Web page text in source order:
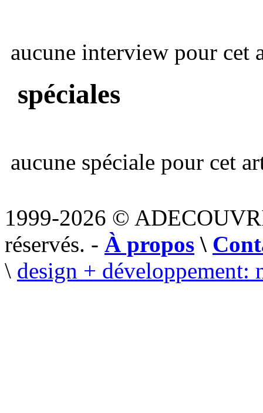
aucune interview pour cet
spéciales
aucune spéciale pour cet
1999-2026 ©
réservés. - À propos \
\ design + développement: